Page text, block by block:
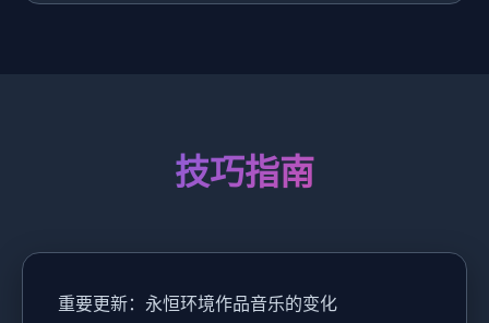
技巧指南
重要更新：永恒环境作品音乐的变化